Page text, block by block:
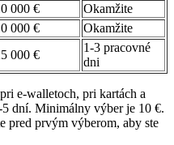
000 €
Okamžite
000 €
Okamžite
000 €
1-3 pracovné
dni
e-walletoch, pri kartách a
dní. Minimálny výber je 10 €.
pred prvým výberom, aby ste